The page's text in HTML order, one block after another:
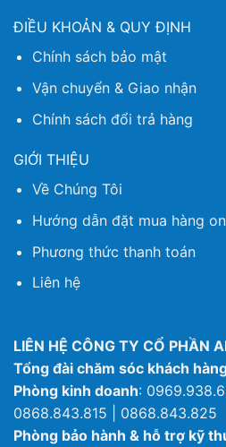
ĐIỀU KHOẢN & QUY ĐỊNH
Chính sách bảo mật
Vận chuyển & Giao nhận
Chính sách đổi trả hàng
GIỚI THIỆU
Về Chúng Tôi
Hướng dẫn đặt mua hàng
Phương thức thanh toán
Liên hệ
LIÊN HỆ CÔNG TY CỔ PHẦN
Tổng đài chăm sóc khách
Phòng kinh doanh:
0868.843.815 | 0868.843.825
Phòng bảo hành & hỗ trợ kỹ